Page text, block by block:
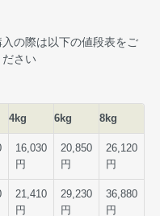
の際は以下の値段表をご
さい